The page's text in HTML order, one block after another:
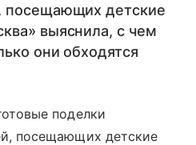
посещающих детские
выяснила, с чем
они обходятся
поделки
посещающих детские